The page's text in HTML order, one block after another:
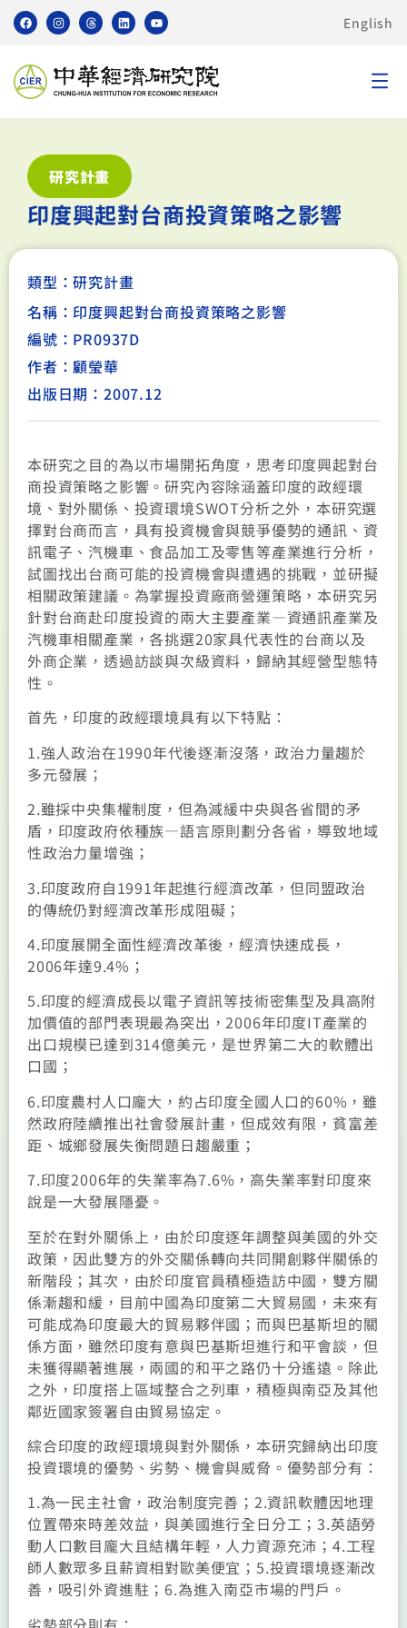
English
研究計畫
印度興起對台商投資策略之影響
類型：研究計畫
名稱：印度興起對台商投資策略之影響
編號：PR0937D
作者：顧瑩華
出版日期：2007.12
本研究之目的為以市場開拓角度，思考印度興起對台
商投資策略之影響。研究內容除涵蓋印度的政經環
境、對外關係、投資環境SWOT分析之外，本研究選
擇對台商而言，具有投資機會與競爭優勢的通訊、資
訊電子、汽機車、食品加工及零售等產業進行分析，
試圖找出台商可能的投資機會與遭遇的挑戰，並研擬
相關政策建議。為掌握投資廠商營運策略，本研究另
針對台商赴印度投資的兩大主要產業—資通訊產業及
汽機車相關產業，各挑選20家具代表性的台商以及
外商企業，透過訪談與次級資料，歸納其經營型態特
性。
首先，印度的政經環境具有以下特點：
1.強人政治在1990年代後逐漸沒落，政治力量趨於
多元發展；
2.雖採中央集權制度，但為減緩中央與各省間的矛
盾，印度政府依種族—語言原則劃分各省，導致地域
性政治力量增強；
3.印度政府自1991年起進行經濟改革，但同盟政治
的傳統仍對經濟改革形成阻礙；
4.印度展開全面性經濟改革後，經濟快速成長，
2006年達9.4%；
5.印度的經濟成長以電子資訊等技術密集型及具高附
加價值的部門表現最為突出，2006年印度IT產業的
出口規模已達到314億美元，是世界第二大的軟體出
口國；
6.印度農村人口龐大，約占印度全國人口的60%，雖
然政府陸續推出社會發展計畫，但成效有限，貧富差
距、城鄉發展失衡問題日趨嚴重；
7.印度2006年的失業率為7.6%，高失業率對印度來
說是一大發展隱憂。
至於在對外關係上，由於印度逐年調整與美國的外交
政策，因此雙方的外交關係轉向共同開創夥伴關係的
新階段；其次，由於印度官員積極造訪中國，雙方關
係漸趨和緩，目前中國為印度第二大貿易國，未來有
可能成為印度最大的貿易夥伴國；而與巴基斯坦的關
係方面，雖然印度有意與巴基斯坦進行和平會談，但
未獲得顯著進展，兩國的和平之路仍十分遙遠。除此
之外，印度搭上區域整合之列車，積極與南亞及其他
鄰近國家簽署自由貿易協定。
綜合印度的政經環境與對外關係，本研究歸納出印度
投資環境的優勢、劣勢、機會與威脅。優勢部分有：
1.為一民主社會，政治制度完善；2.資訊軟體因地理
位置帶來時差效益，與美國進行全日分工；3.英語勞
動人口數目龐大且結構年輕，人力資源充沛；4.工程
師人數眾多且薪資相對歐美便宜；5.投資環境逐漸改
善，吸引外資進駐；6.為進入南亞市場的門戶。